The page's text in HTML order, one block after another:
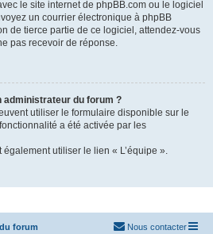
le site internet de phpBB.com ou le logiciel
un courrier électronique à phpBB
de tierce partie de ce logiciel, attendez-vous
pas recevoir de réponse.
administrateur du forum ?
utiliser le formulaire disponible sur le
a été activée par les
utiliser le lien « L’équipe ».
forum Nous contacter